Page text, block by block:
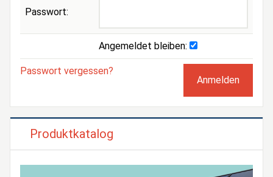
Passwort:
Angemeldet bleiben:
Passwort vergessen?
Produktkatalog